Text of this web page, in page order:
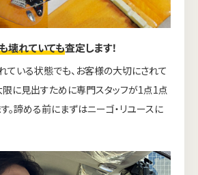
壊れていても査定します！
ている状態でも、お客様の大切にされて
に見出すために専門スタッフが1点1点
。諦める前にまずはニーゴ・リユースに